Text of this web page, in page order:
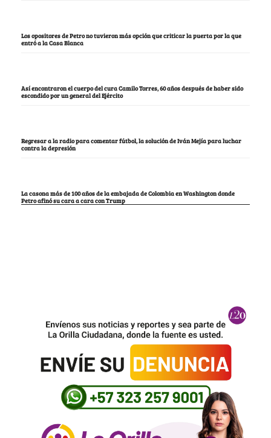
Los opositores de Petro no tuvieron más opción que criticar la puerta por la que
entró a la Casa Blanca
Así encontraron el cuerpo del cura Camilo Torres, 60 años después de haber sido
escondido por un general del Ejército
Regresar a la radio para comentar fútbol, la solución de Iván Mejía para luchar
contra la depresión
La casona más de 100 años de la embajada de Colombia en Washington donde
Petro afinó su cara a cara con Trump